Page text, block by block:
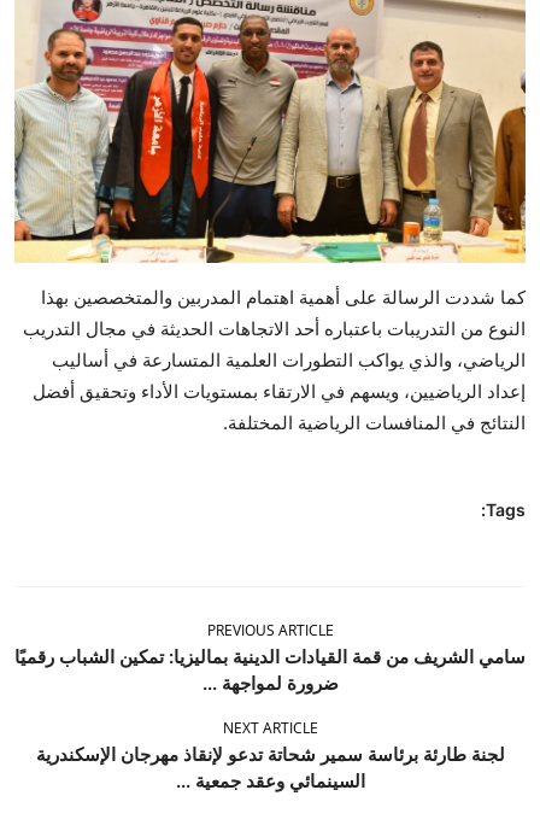
كما شددت الرسالة على أهمية اهتمام المدربين والمتخصصين بهذا
النوع من التدريبات باعتباره أحد الاتجاهات الحديثة في مجال التدريب
الرياضي، والذي يواكب التطورات العلمية المتسارعة في أساليب
إعداد الرياضيين، ويسهم في الارتقاء بمستويات الأداء وتحقيق أفضل
النتائج في المنافسات الرياضية المختلفة.
Tags:
PREVIOUS ARTICLE
سامي الشريف من قمة القيادات الدينية بماليزيا: تمكين الشباب رقميًا
ضرورة لمواجهة ...
NEXT ARTICLE
لجنة طارئة برئاسة سمير شحاتة تدعو لإنقاذ مهرجان الإسكندرية
السينمائي وعقد جمعية ...